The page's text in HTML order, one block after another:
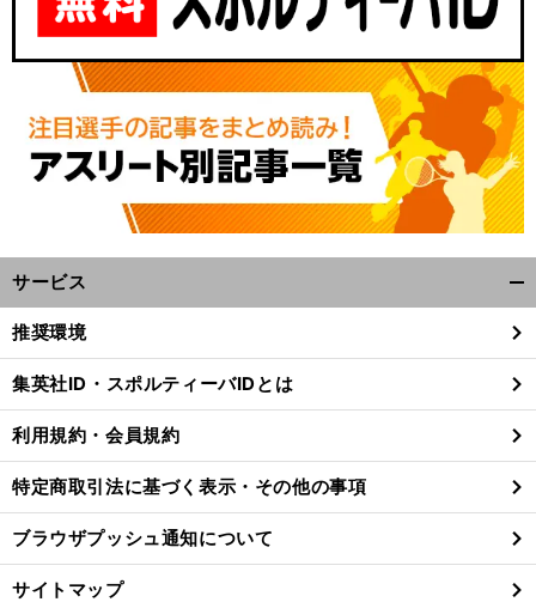
サービス
閉
る
推奨環境
集英社ID・スポルティーバIDとは
利用規約・会員規約
特定商取引法に基づく表示・その他の事項
ブラウザプッシュ通知について
サイトマップ